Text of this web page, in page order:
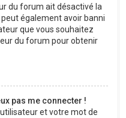
du forum ait désactivé la
également avoir banni
que vous souhaitez
du forum pour obtenir
pas me connecter !
et votre mot de